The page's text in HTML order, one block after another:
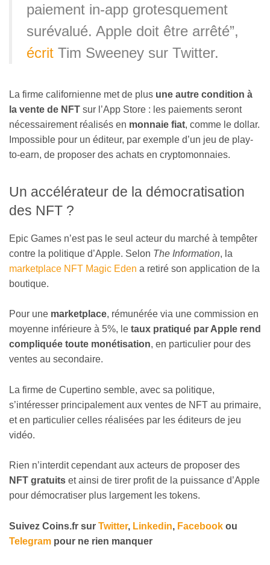
paiement in-app grotesquement
surévalué. Apple doit être arrêté”,
écrit Tim Sweeney sur Twitter.
La firme californienne met de plus une autre condition à
la vente de NFT sur l’App Store : les paiements seront
nécessairement réalisés en monnaie fiat, comme le dollar.
Impossible pour un éditeur, par exemple d’un jeu de play-
to-earn, de proposer des achats en cryptomonnaies.
Un accélérateur de la démocratisation
des NFT ?
Epic Games n’est pas le seul acteur du marché à tempêter
contre la politique d’Apple. Selon The Information, la
marketplace NFT Magic Eden a retiré son application de la
boutique.
Pour une marketplace, rémunérée via une commission en
moyenne inférieure à 5%, le taux pratiqué par Apple rend
compliquée toute monétisation, en particulier pour des
ventes au secondaire.
La firme de Cupertino semble, avec sa politique,
s’intéresser principalement aux ventes de NFT au primaire,
et en particulier celles réalisées par les éditeurs de jeu
vidéo.
Rien n’interdit cependant aux acteurs de proposer des
NFT gratuits et ainsi de tirer profit de la puissance d’Apple
pour démocratiser plus largement les tokens.
Suivez Coins.fr sur Twitter, Linkedin, Facebook ou
Telegram pour ne rien manquer